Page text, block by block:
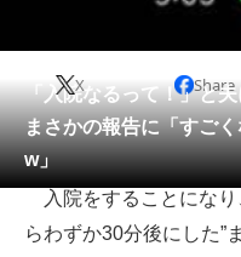
会員記事
メディア
注目記事を集めた総合ペー
ITの今と未来を見通す
「入院なるって！」と
まさかの報告に「すご
w」
X Share
入院をすることになり
らわずか30分後にした